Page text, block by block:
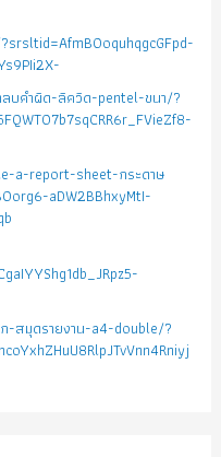
บคำผิด-ลิควิด-pentel-ขนา/?
a-report-sheet-กระดาษ
aDW2BBhxyMtI-
สมุดรายงาน-a4-double/?